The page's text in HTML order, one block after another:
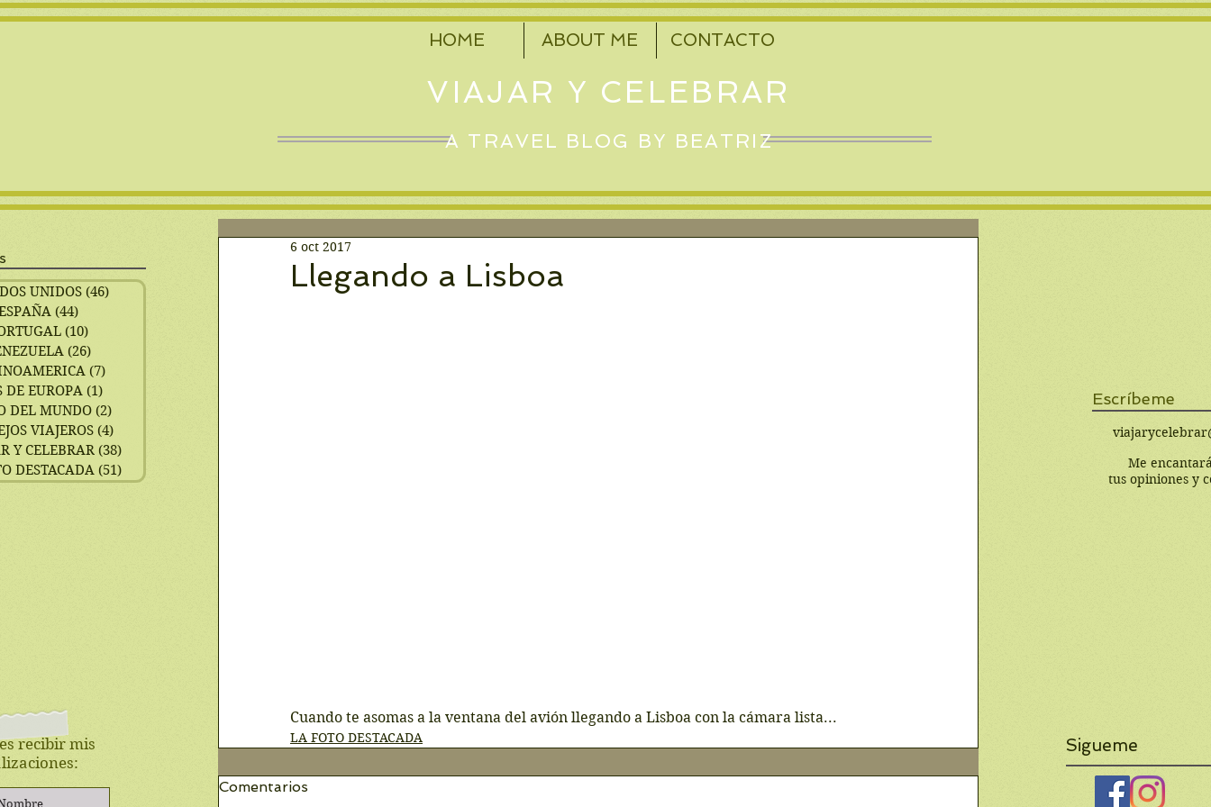
VIAJAR Y CELEBRAR
A TRAVEL BLOG BY BEATRIZ
HOME ABOUT ME CONTACTO
Llegando a Lisboa
6 oct 2017
Cuando te asomas a la ventana del avión llegando a Lisboa con la cámara lista...
LA FOTO DESTACADA
Comentarios
Escríbeme
Me
tus opiniones y
recibir mis
UNIDOS (46) 46 entradas
(44)44 entradas
(10)10 entradas
(26)
(7)7 entradas
DE EUROPA (1)
DEL MUNDO (2)
VIAJEROS (4)
Y CELEBRAR (38)38 entradas
DESTACADA (51)
Sigueme